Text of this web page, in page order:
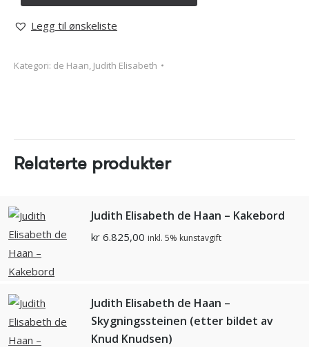
Legg til ønskeliste
Kategori: de Haan, Judith Elisabeth
Relaterte produkter
Judith Elisabeth de Haan – Kakebord
kr 6.825,00 inkl. 5% kunstavgift
Judith Elisabeth de Haan –
Skygningssteinen (etter bildet av
Knud Knudsen)